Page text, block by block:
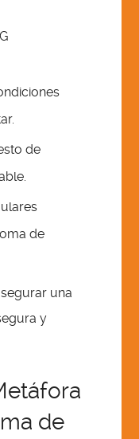
de
de
una
y
de